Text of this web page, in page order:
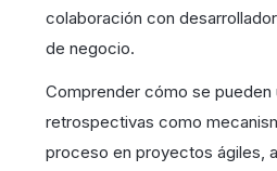
colaboración con
de negocio.
Comprender cómo se pueden
retrospectivas como
proceso en proyectos ágiles,